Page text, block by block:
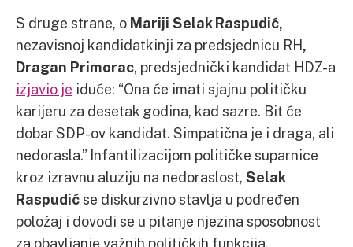
S druge strane, o Mariji Selak Raspudić,
nezavisnoj kandidatkinji za predsjednicu RH,
Dragan Primorac, predsjednički kandidat HDZ-a
izjavio je iduće: “Ona će imati sjajnu političku
karijeru za desetak godina, kad sazre. Bit će
dobar SDP-ov kandidat. Simpatična je i draga, ali
nedorasla.” Infantilizacijom političke suparnice
kroz izravnu aluziju na nedoraslost, Selak
Raspudićse diskurzivno stavlja u podređen
položaj i dovodi se u pitanje njezina sposobnost
za obavljanje važnih političkih funkcija.